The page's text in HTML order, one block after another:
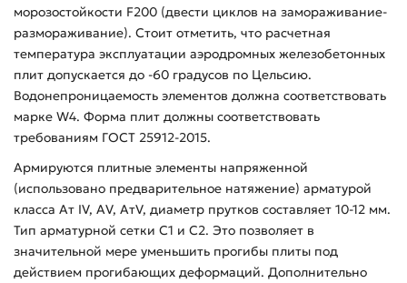
морозостойкости F200 (двести циклов на замораживание-
размораживание). Стоит отметить, что расчетная
температура эксплуатации аэродромных железобетонных
плит допускается до -60 градусов по Цельсию.
Водонепроницаемость элементов должна соответствовать
марке W4. Форма плит должны соответствовать
требованиям ГОСТ 25912-2015.
Армируются плитные элементы напряженной
(использовано предварительное натяжение) арматурой
класса Ат IV, АV, АтV, диаметр прутков составляет 10-12 мм.
Тип арматурной сетки С1 и С2. Это позволяет в
значительной мере уменьшить прогибы плиты под
действием прогибающих деформаций. Дополнительно